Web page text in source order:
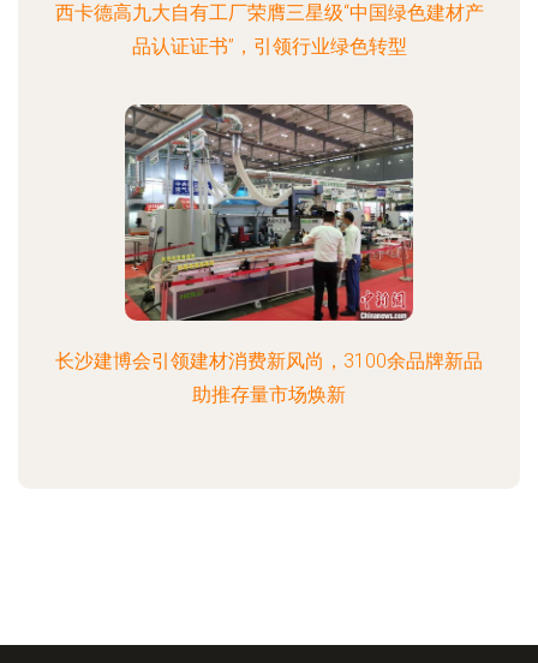
西卡德高九大自有工厂荣膺三星级“中国绿色建材产
品认证证书”，引领行业绿色转型
长沙建博会引领建材消费新风尚，3100余品牌新品
助推存量市场焕新